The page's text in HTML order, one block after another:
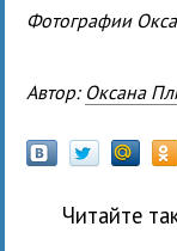
Фотографии
Автор: Оксана
Читайте